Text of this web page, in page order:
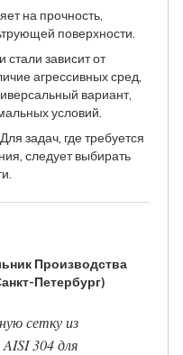
на прочность,
поверхности.
зависит от
агрессивных сред,
вариант,
условий.
задач, где требуется
следует выбирать
Производства
Петербург)
сетку из
304 для